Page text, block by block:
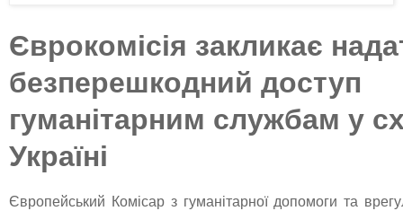
Єврокомісія закликає
безперешкодний доступ
гуманітарним службам у
Україні
Європейський Комісар з гуманітарної допомоги та